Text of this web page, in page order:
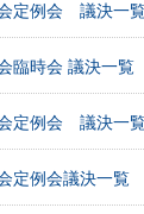
定例会 議決一
臨時会 議決一覧
定例会 議決一
定例会議決一覧